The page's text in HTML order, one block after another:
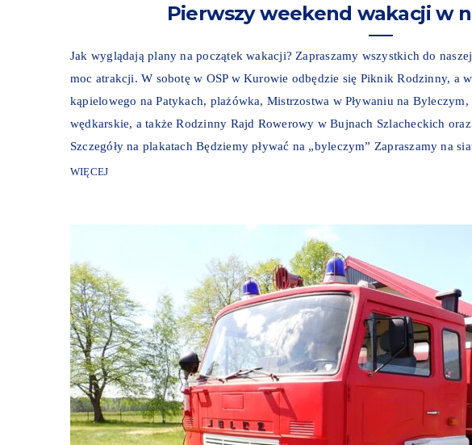
Pierwszy weekend wakacji w
Jak wyglądają plany na początek wakacji? Zapraszamy wszystkich do
moc atrakcji. W sobotę w OSP w Kurowie odbędzie się Piknik Rodzinny, a
kąpielowego na Patykach, plażówka, Mistrzostwa w Pływaniu na
wędkarskie, a także Rodzinny Rajd Rowerowy w Bujnach Szlacheckich
Szczegóły na plakatach Będziemy pływać na „byleczym” Zapraszamy na
WIĘCEJ